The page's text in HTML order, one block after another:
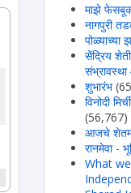
माझे
नागपुरी
पोळ्याच्या
सेंद्रिय
शुभारंभ
विनोदी
(56,767)
आजचे
रानमेवा -
What